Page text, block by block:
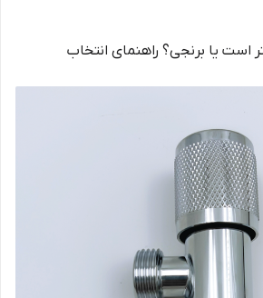
است یا برنجی؟ راهنمای انتخاب